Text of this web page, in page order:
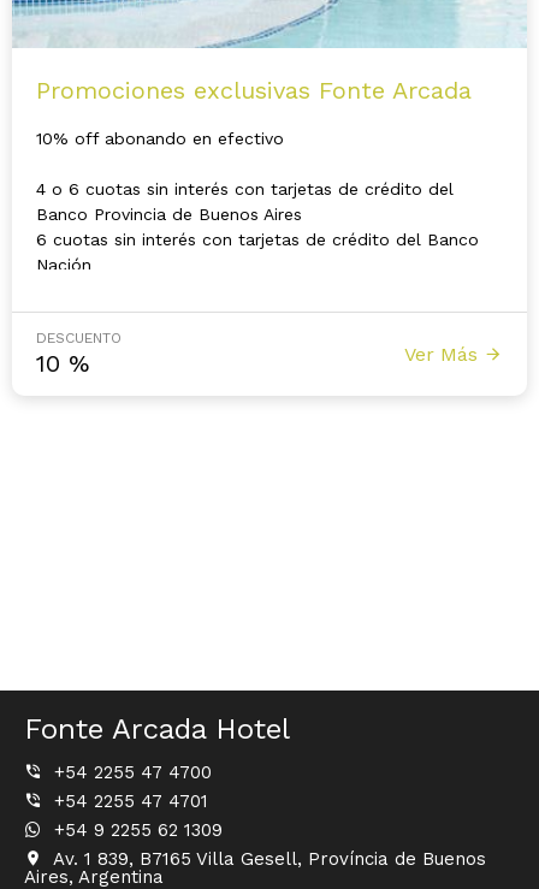
Promociones exclusivas Fonte Arcada
10% off abonando en efectivo
4 o 6 cuotas sin interés con tarjetas de crédito del
Banco Provincia de Buenos Aires
6 cuotas sin interés con tarjetas de crédito del Banco
Nación
DESCUENTO
10 % Ver Más
Fonte Arcada Hotel
+54 2255 47 4700
+54 2255 47 4701
+54 9 2255 62 1309
Av. 1 839, B7165 Villa Gesell, Província de Buenos
Aires, Argentina